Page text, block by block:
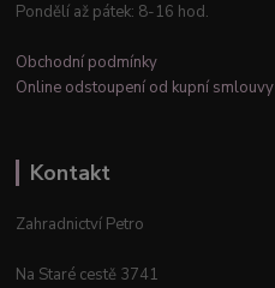
Pondělí až pátek: 8-16 hod.
Obchodní podmínky
Online odstoupení od kupní smlouvy
Kontakt
Zahradnictví Petro
Na Staré cestě 3741